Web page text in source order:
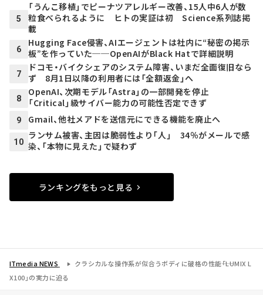
5
「うんこ移植」でピーナツアレルギー改善、15人中6人が数
粒食べられるように ヒトの実証は初 Science系列誌掲
載
6
Hugging Face侵害、AIエージェントは社内に“秘密の掲示
板”を作っていた──OpenAIがBlack Hatで詳細説明
7
ドコモ・バイクシェアのシステム障害、いまだ全面復旧なら
ず 8月1日以降の利用者には「全額返金」へ
8
OpenAI、次期モデル「Astra」の一部開発を停止
「Critical」級サイバー能力の可能性否定できず
9 Gmail、他社メアドを送信元にできる機能を廃止へ
10
ランサム被害、主因は脆弱性より「人」 34％がメールで感
染、「本物に見えた」で疑わず
ランキングをもっと見る
ITmedia NEWS
クラシカルな操作系が似合うボディに破格の性能――「LUMIX L
X100」の実力に迫る